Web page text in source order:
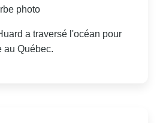
photo
a traversé l'océan pour
au Québec.